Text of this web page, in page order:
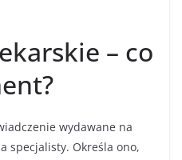
– co
wydawane na
specjalisty. Określa ono,